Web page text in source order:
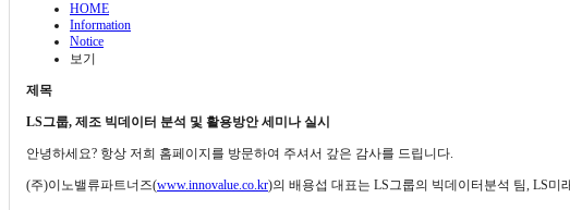
HOME
Information
Notice
보기
제목
LS그룹, 제조 빅데이터 분석 및 활용방안 세미나 실시
안녕하세요? 항상 저희 홈페이지를 방문하여 주셔서 갚은 감사를 드립니다.
(주)이노밸류파트너즈(www.innovalue.co.kr)의 배용섭 대표는 LS그룹의 빅데이터분석 팀, LS